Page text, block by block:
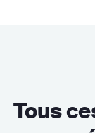
Tous